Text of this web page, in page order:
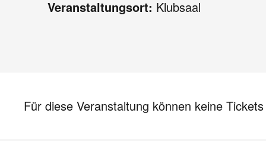
Veranstaltungsort: Klubsaal
Für diese Veranstaltung können keine